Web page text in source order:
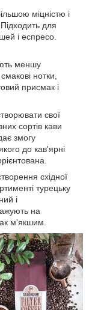
міцністю і
для
і еспресо.
меншу
нотки,
присмак і
свої
сортів кави
змогу
до кав'ярні
східної
турецьку
і
на
м'якшим.